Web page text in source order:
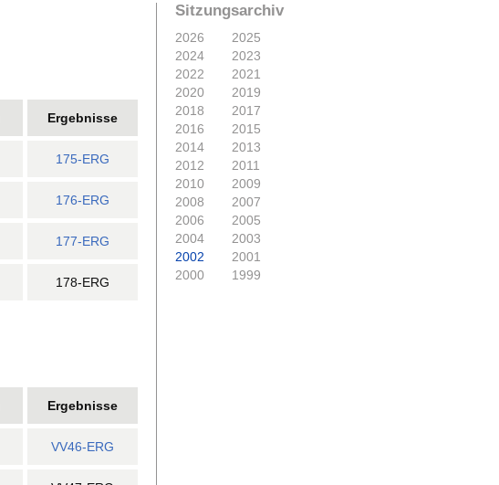
Ergebnisse
175-ERG
176-ERG
177-ERG
178-ERG
Ergebnisse
VV46-ERG
Sitzungsarchiv
2026
2025
2024
2023
2022
2021
2020
2019
2018
2017
2016
2015
2014
2013
2012
2011
2010
2009
2008
2007
2006
2005
2004
2003
2002
2001
2000
1999